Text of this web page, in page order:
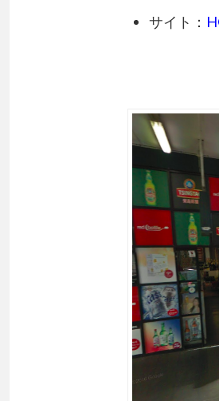
サイト：